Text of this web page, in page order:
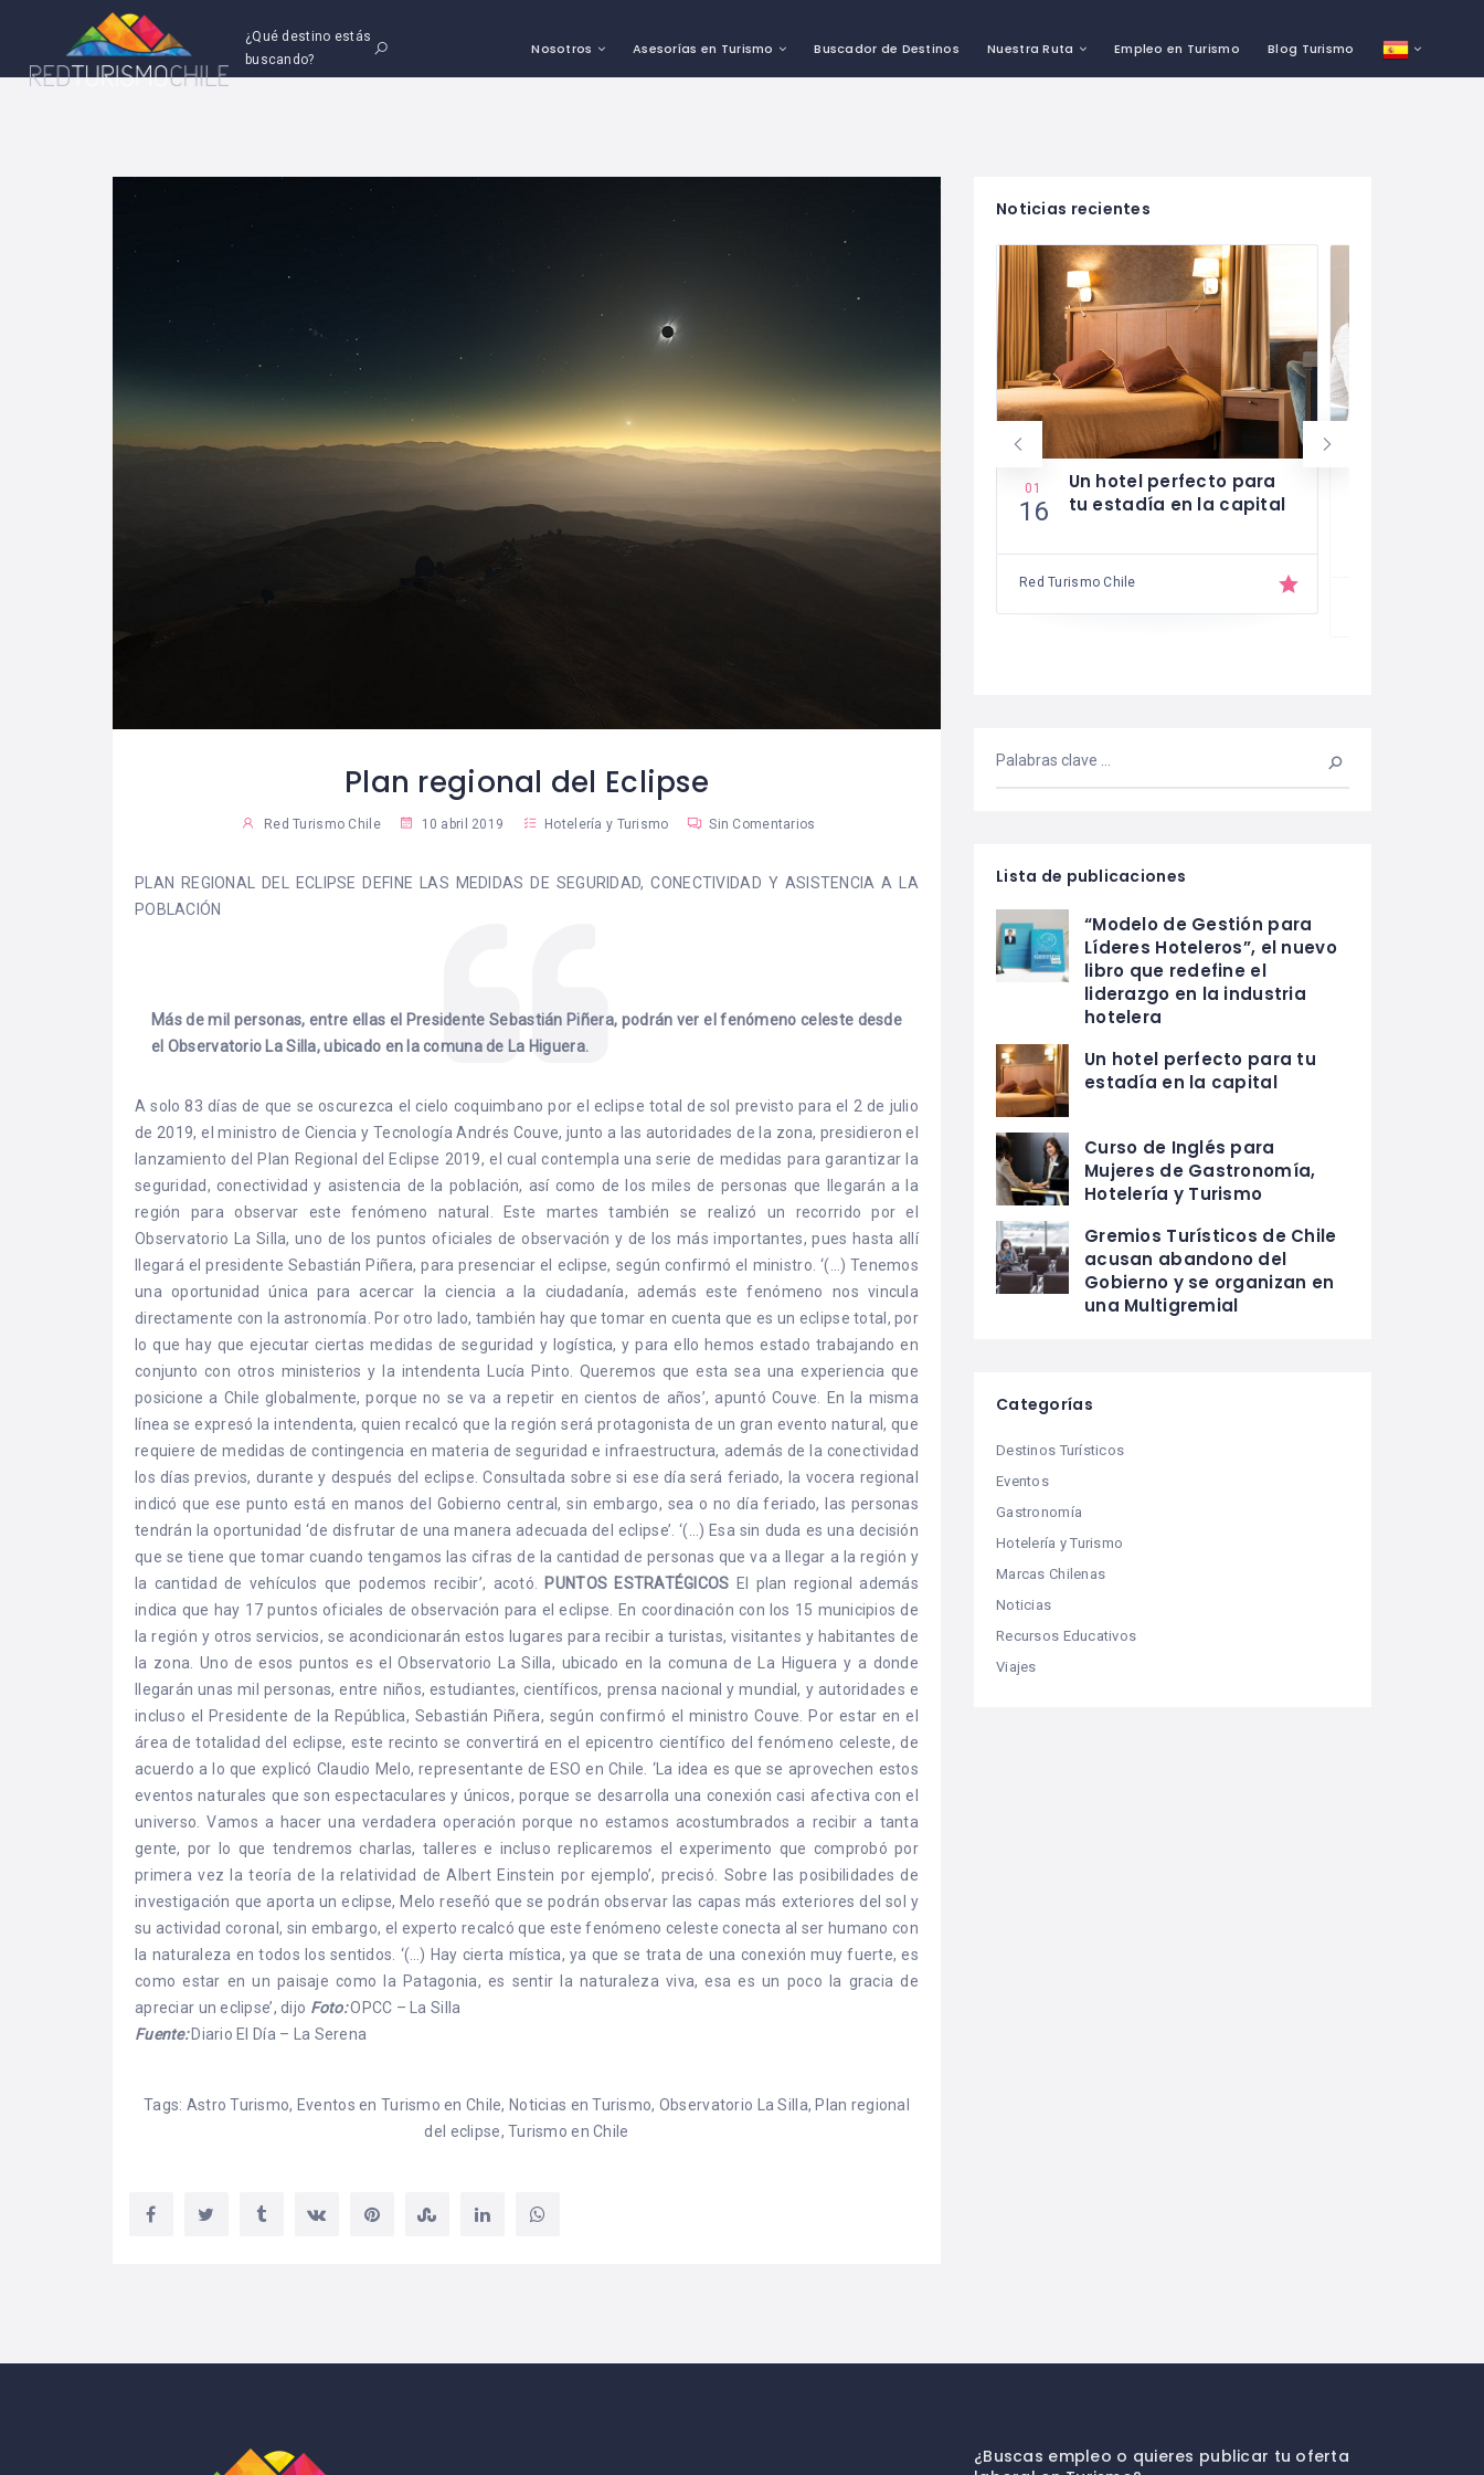
¿Qué destino estás
buscando?
Nosotros Asesorías en Turismo Buscador de Destinos Nuestra Ruta Empleo en Turismo Blog Turismo
Plan regional del Eclipse
Red Turismo Chile 10 abril 2019 Hotelería y Turismo Sin Comentarios
PLAN REGIONAL DEL ECLIPSE DEFINE LAS MEDIDAS DE SEGURIDAD, CONECTIVIDAD Y ASISTENCIA A LA
POBLACIÓN
Más de mil personas, entre ellas el Presidente Sebastián Piñera, podrán ver el fenómeno celeste desde
el Observatorio La Silla, ubicado en la comuna de La Higuera.
A solo 83 días de que se oscurezca el cielo coquimbano por el eclipse total de sol previsto para el 2 de julio
de 2019, el ministro de Ciencia y Tecnología Andrés Couve, junto a las autoridades de la zona, presidieron el
lanzamiento del Plan Regional del Eclipse 2019, el cual contempla una serie de medidas para garantizar la
seguridad, conectividad y asistencia de la población, así como de los miles de personas que llegarán a la
región para observar este fenómeno natural. Este martes también se realizó un recorrido por el
Observatorio La Silla, uno de los puntos oficiales de observación y de los más importantes, pues hasta allí
llegará el presidente Sebastián Piñera, para presenciar el eclipse, según confirmó el ministro. ‘(…) Tenemos
una oportunidad única para acercar la ciencia a la ciudadanía, además este fenómeno nos vincula
directamente con la astronomía. Por otro lado, también hay que tomar en cuenta que es un eclipse total, por
lo que hay que ejecutar ciertas medidas de seguridad y logística, y para ello hemos estado trabajando en
conjunto con otros ministerios y la intendenta Lucía Pinto. Queremos que esta sea una experiencia que
posicione a Chile globalmente, porque no se va a repetir en cientos de años’, apuntó Couve. En la misma
línea se expresó la intendenta, quien recalcó que la región será protagonista de un gran evento natural, que
requiere de medidas de contingencia en materia de seguridad e infraestructura, además de la conectividad
los días previos, durante y después del eclipse. Consultada sobre si ese día será feriado, la vocera regional
indicó que ese punto está en manos del Gobierno central, sin embargo, sea o no día feriado, las personas
tendrán la oportunidad ‘de disfrutar de una manera adecuada del eclipse’. ‘(…) Esa sin duda es una decisión
que se tiene que tomar cuando tengamos las cifras de la cantidad de personas que va a llegar a la región y
la cantidad de vehículos que podemos recibir’, acotó. PUNTOS ESTRATÉGICOS El plan regional además
indica que hay 17 puntos oficiales de observación para el eclipse. En coordinación con los 15 municipios de
la región y otros servicios, se acondicionarán estos lugares para recibir a turistas, visitantes y habitantes de
la zona. Uno de esos puntos es el Observatorio La Silla, ubicado en la comuna de La Higuera y a donde
llegarán unas mil personas, entre niños, estudiantes, científicos, prensa nacional y mundial, y autoridades e
incluso el Presidente de la República, Sebastián Piñera, según confirmó el ministro Couve. Por estar en el
área de totalidad del eclipse, este recinto se convertirá en el epicentro científico del fenómeno celeste, de
acuerdo a lo que explicó Claudio Melo, representante de ESO en Chile. ‘La idea es que se aprovechen estos
eventos naturales que son espectaculares y únicos, porque se desarrolla una conexión casi afectiva con el
universo. Vamos a hacer una verdadera operación porque no estamos acostumbrados a recibir a tanta
gente, por lo que tendremos charlas, talleres e incluso replicaremos el experimento que comprobó por
primera vez la teoría de la relatividad de Albert Einstein por ejemplo’, precisó. Sobre las posibilidades de
investigación que aporta un eclipse, Melo reseñó que se podrán observar las capas más exteriores del sol y
su actividad coronal, sin embargo, el experto recalcó que este fenómeno celeste conecta al ser humano con
la naturaleza en todos los sentidos. ‘(…) Hay cierta mística, ya que se trata de una conexión muy fuerte, es
como estar en un paisaje como la Patagonia, es sentir la naturaleza viva, esa es un poco la gracia de
apreciar un eclipse’, dijo Foto:OPCC – La Silla
Fuente:Diario El Día – La Serena
Tags: Astro Turismo, Eventos en Turismo en Chile, Noticias en Turismo, Observatorio La Silla, Plan regional
del eclipse,Turismo en Chile
Noticias recientes
Gastronomía, Hotelería
28
Chile acusan abandono
del Gobierno y se
Multigremial
04
“Modelo de Gestión
el nuevo libro que
redefine el liderazgo en
01
16
Un hotel perfecto para
tu estadía en la capital
Red Turismo Chile
Lista de publicaciones
“Modelo de Gestión para
Líderes Hoteleros”, el nuevo
libro que redefine el
liderazgo en la industria
hotelera
Un hotel perfecto para tu
estadía en la capital
Curso de Inglés para
Mujeres de Gastronomía,
Hotelería y Turismo
Gremios Turísticos de Chile
acusan abandono del
Gobierno y se organizan en
una Multigremial
Categorías
Destinos Turísticos
Eventos
Gastronomía
Hotelería y Turismo
Marcas Chilenas
Noticias
Recursos Educativos
Viajes
¿Buscas empleo o quieres publicar tu oferta